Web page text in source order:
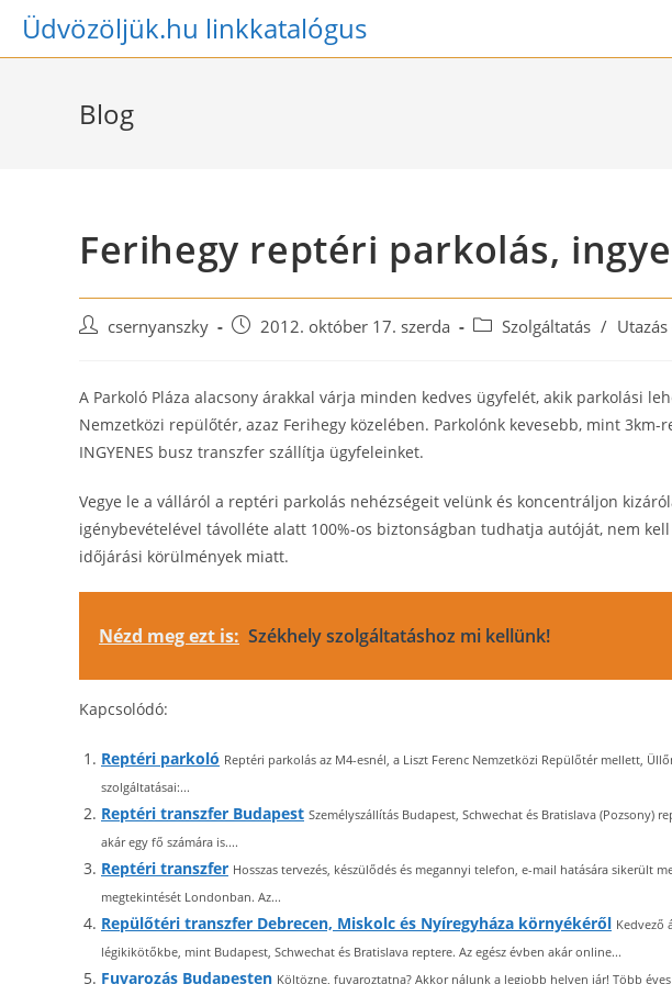
SkipÜdvözöljük.hu linkkatalógus
Blog
Ferihegy reptéri parkolás,
Post csernyanszky
Post 2012. október 17. szerda
PostSzolgáltatás / Utazás
A Parkoló Pláza alacsony árakkal várja minden kedves ügyfelét, akik parkolási
Nemzetközi repülőtér, azaz Ferihegy közelében. Parkolónk kevesebb, mint
INGYENES busz transzfer szállítja ügyfeleinket.
Vegye le a válláról a reptéri parkolás nehézségeit velünk és koncentráljon
igénybevételével távolléte alatt 100%-os biztonságban tudhatja autóját, nem
időjárási körülmények miatt.
Nézd meg ezt is: Székhely szolgáltatáshoz mi kellünk!
Kapcsolódó:
Reptéri parkoló Reptéri parkolás az M4-esnél, a Liszt Ferenc Nemzetközi Repülőtér mellett,
szolgáltatásai:...
Reptéri transzfer Budapest Személyszállítás Budapest, Schwechat és Bratislava
akár egy fő számára is....
Reptéri transzfer Hosszas tervezés, készülődés és megannyi telefon, e-mail hatására sikerült
megtekintését Londonban. Az...
Repülőtéri transzfer Debrecen, Miskolc és Nyíregyháza környékéről Kedvező
légikikötőkbe, mint Budapest, Schwechat és Bratislava reptere. Az egész évben akár online...
Fuvarozás Budapesten Költözne, fuvaroztatna? Akkor nálunk a legjobb helyen jár! Több